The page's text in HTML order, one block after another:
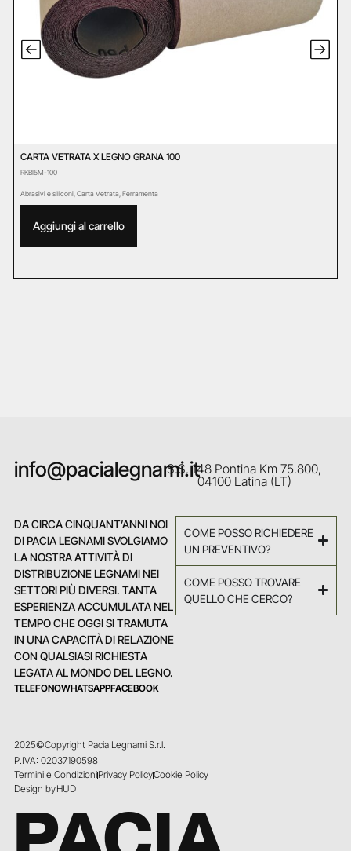
CARTA VETRATA X LEGNO GRANA 100
RKBI5M-100
Abrasivi e siliconi Carta Vetrata Ferramenta
Aggiungi al carrello
info@pacialegnami.itS.S. 148 Pontina Km 75.800,
04100 Latina (LT)
DA CIRCA CINQUANT’ANNI NOI
DI PACIA LEGNAMI SVOLGIAMO
LA NOSTRA ATTIVITÀ DI
DISTRIBUZIONE LEGNAMI NEI
SETTORI PIÙ DIVERSI. TANTA
ESPERIENZA ACCUMULATA NEL
TEMPO CHE OGGI SI TRAMUTA
IN UNA CAPACITÀ DI RELAZIONE
CON QUALSIASI RICHIESTA
LEGATA AL MONDO DEL LEGNO.
TELEFONOWHATSAPPFACEBOOK
COME POSSO RICHIEDERE
UN PREVENTIVO?
COME POSSO TROVARE
QUELLO CHE CERCO?
2025©Copyright Pacia Legnami S.r.l.
P.IVA: 02037190598
Termini e CondizioniPrivacy PolicyCookie Policy
Design byHUD